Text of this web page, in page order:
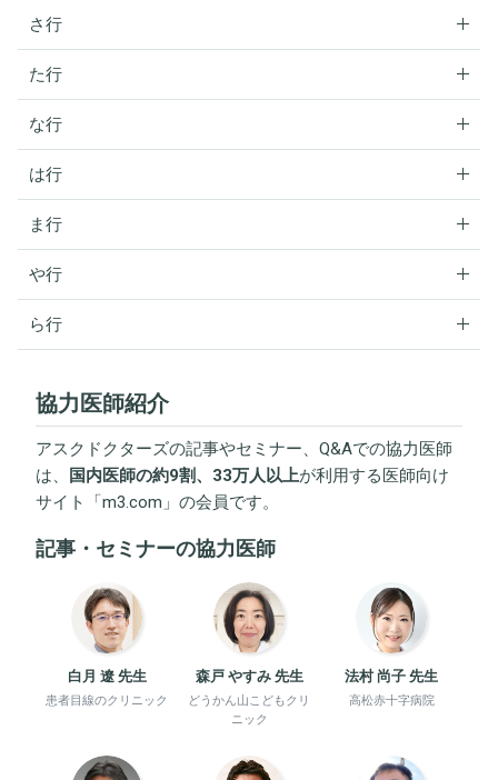
さ行
た行
な行
は行
ま行
や行
ら行
協力医師紹介
アスクドクターズの記事やセミナー、Q&Aでの協力医師
は、
国内医師の約9割、33万人以上が利用する医師向け
サイト「m3.com 」の会員です。
記事・セミナーの協力医師
白月 遼 先生
患者目線のクリニック
森戸 やすみ 先生
どうかん山こどもクリ
ニック
法村 尚子 先生
高松赤十字病院